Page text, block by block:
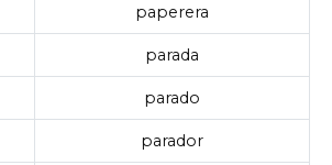
paperera
parada
parado
parador